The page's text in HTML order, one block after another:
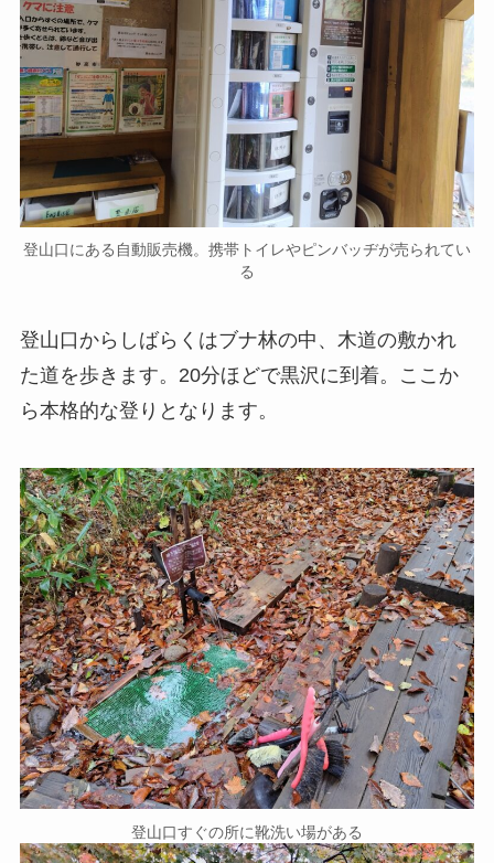
登山口にある自動販売機。携帯トイレやピンバッヂが売られてい
る
登山口からしばらくはブナ林の中、木道の敷かれ
た道を歩きます。20分ほどで黒沢に到着。ここか
ら本格的な登りとなります。
登山口すぐの所に靴洗い場がある